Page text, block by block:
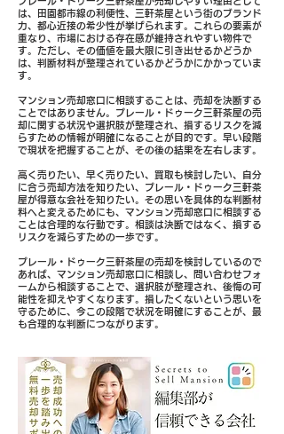
は、田園都市線の利便性、三軒茶屋という街のブランド
力、都心近接の希少性が挙げられます。これらの要素が
重なり、市場における存在感が維持されやすい物件で
す。ただし、その価値を最大限に引き出せるかどうか
は、判断材料が整理されているかどうかにかかっていま
す。
マンション売却窓口に相談することは、売却を決断する
ことではありません。プレール・ドゥーク三軒茶屋の売
却に関する状況や選択肢が整理され、損するリスクを減
らすための情報が明確になることが目的です。早い段階
で現状を把握することが、その後の結果を左右します。
高く売りたい、早く売りたい、買取も検討したい、自分
に合う売却方法を知りたい、プレール・ドゥーク三軒茶
屋が得意な会社を知りたい。その思いを具体的な判断材
料へと変えるためにも、マンション売却窓口に相談する
ことは合理的な行動です。相談は決断ではなく、損する
リスクを減らすための一歩です。
プレール・ドゥーク三軒茶屋の売却を検討しているので
あれば、マンション売却窓口に相談し、問い合わせフォ
ームから相談することで、選択肢が整理され、後悔の可
能性を抑えやすくなります。損したくないという思いを
守るために、今この段階で状況を明確にすることが、最
も合理的な判断につながります。